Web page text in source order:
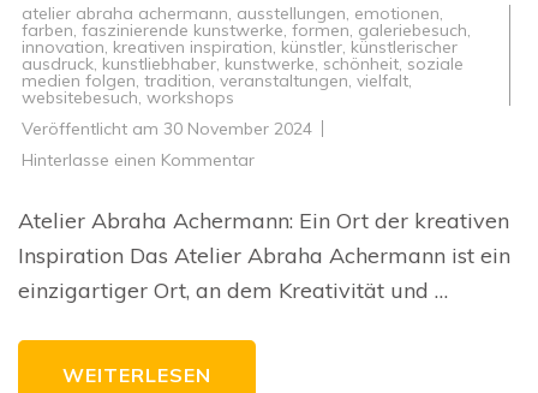
atelier abraha achermann, ausstellungen, emotionen,
farben, faszinierende kunstwerke, formen, galeriebesuch,
innovation, kreativen inspiration, künstler, künstlerischer
ausdruck, kunstliebhaber, kunstwerke, schönheit, soziale
medien folgen, tradition, veranstaltungen, vielfalt,
websitebesuch, workshops
Veröffentlicht am 30 November 2024
Hinterlasse einen Kommentarzu
Atelier
Abraha
Achermann:
Ort
und
Atelier Abraha Achermann: Ein Ort der kreativen
Inspiration Das Atelier Abraha Achermann ist ein
einzigartiger Ort, an dem Kreativität und …
WEITERLESEN